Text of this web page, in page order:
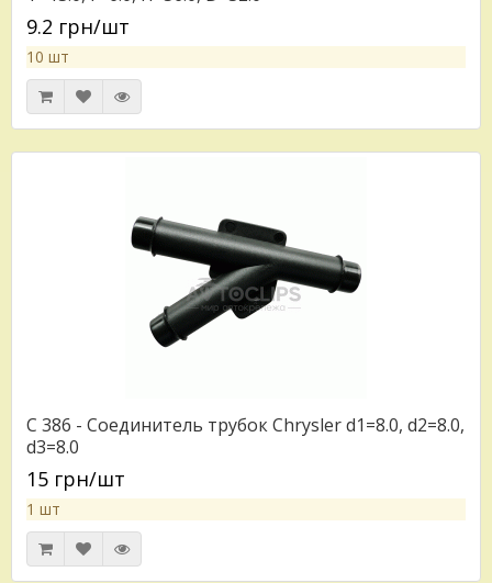
9.2 грн/шт
10 шт
C 386 - Соединитель трубок Chrysler d1=8.0, d2=8.0,
d3=8.0
15 грн/шт
1 шт